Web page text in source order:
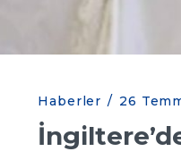
Haberler / 26